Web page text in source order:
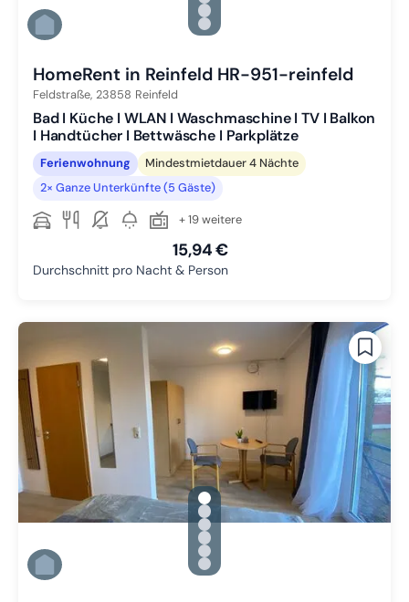
Zu Slide 4 wechseln
Zu Slide 5 wechseln
Zu Slide 6 wechseln
HomeRent in Reinfeld HR-951-reinfeld
Feldstraße, 23858 Reinfeld
Bad I Küche I WLAN I Waschmaschine I TV I Balkon
I Handtücher I Bettwäsche I Parkplätze
Ferienwohnung
Mindestmietdauer 4 Nächte
2× Ganze Unterkünfte (5 Gäste)
+ 19 weitere
15,94 €
Durchschnitt pro Nacht & Person
gallery.slide_selector
Zu Slide 1 wechseln
Zu Slide 2 wechseln
Zu Slide 3 wechseln
Zu Slide 4 wechseln
Zu Slide 5 wechseln
Zu Slide 6 wechseln